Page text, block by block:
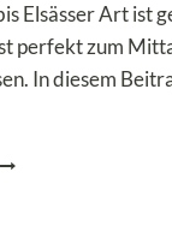
Elsässer Art ist
perfekt zum
In diesem
KÜRBIS